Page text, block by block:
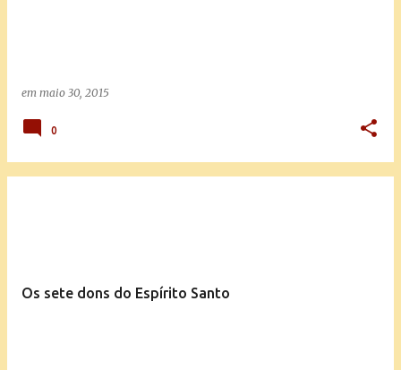
em maio 30, 2015
0
Os sete dons do Espírito Santo